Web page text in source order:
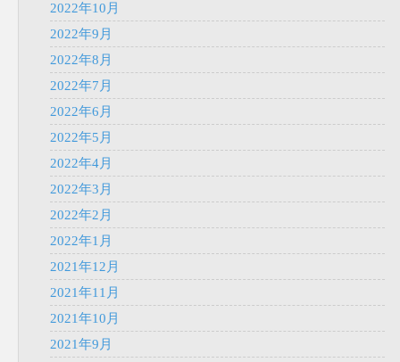
2022年10月
2022年9月
2022年8月
2022年7月
2022年6月
2022年5月
2022年4月
2022年3月
2022年2月
2022年1月
2021年12月
2021年11月
2021年10月
2021年9月